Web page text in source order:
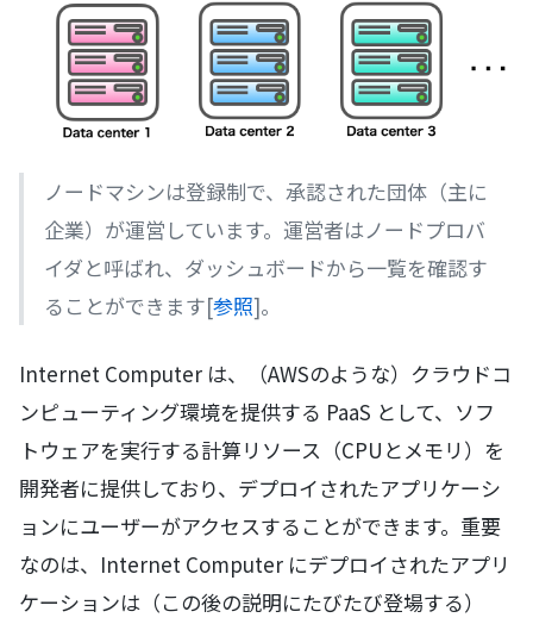
ノードマシンは登録制で、承認された団体（主に
企業）が運営しています。運営者はノードプロバ
イダと呼ばれ、ダッシュボードから一覧を確認す
ることができます[参照]。
Internet Computer は、（AWSのような）クラウドコ
ンピューティング環境を提供する PaaS として、ソフ
トウェアを実行する計算リソース（CPUとメモリ）を
開発者に提供しており、デプロイされたアプリケーシ
ョンにユーザーがアクセスすることができます。重要
なのは、Internet Computer にデプロイされたアプリ
ケーションは（この後の説明にたびたび登場する）